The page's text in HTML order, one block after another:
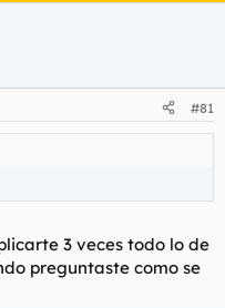
#81
3 veces todo lo de
preguntaste como se